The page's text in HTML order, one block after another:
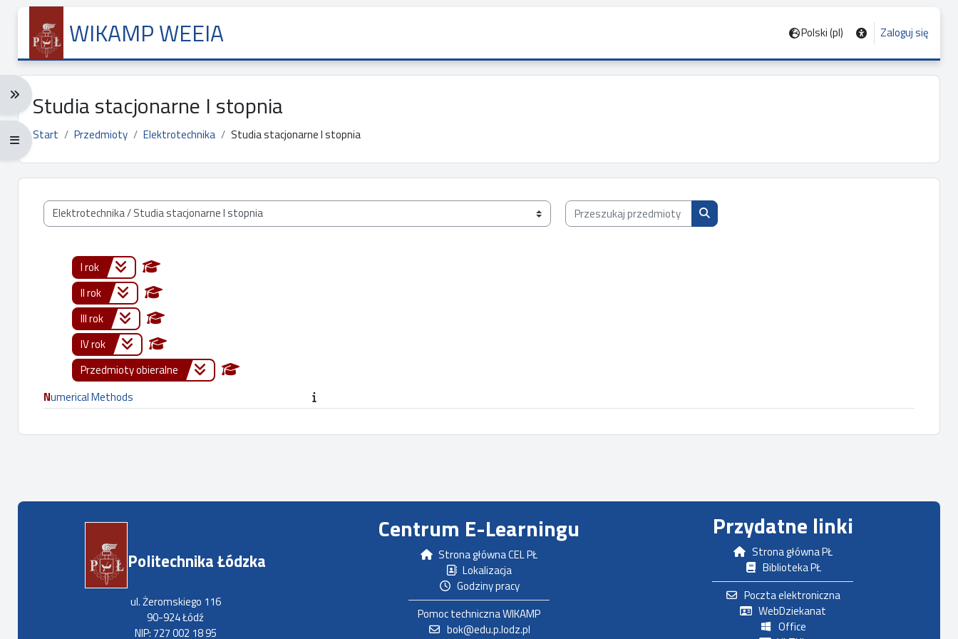
WIKAMP WEEIA Polski ‎(pl)‎ Zaloguj się
Rozwiń menu nawigacji: Ctrl + Alt + →
Rozwiń menu pełnoekranowe: Ctrl + Alt + f
Studia stacjonarne I stopnia
Start Przedmioty Elektrotechnika Studia stacjonarne I stopnia
Kategorie przedmiotów
Przeszukaj przedmioty wg nazwy, opisu lub prowadzącego
Przeszukaj przedmioty wg nazwy, opisu lub
I rok
II rok
III rok
IV rok
Przedmioty obieralne
Numerical Methods
Politechnika Łódzka
ul. Żeromskiego 116
90-924 Łódź
NIP: 727 002 18 95
Centrum E-Learningu
Strona główna CEL PŁ
Lokalizacja
Godziny pracy
Pomoc techniczna WIKAMP
bok@edu.p.lodz.pl
Przydatne linki
Strona główna PŁ
Biblioteka PŁ
Poczta elektroniczna
WebDziekanat
Office